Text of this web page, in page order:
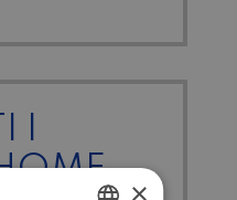
I
×